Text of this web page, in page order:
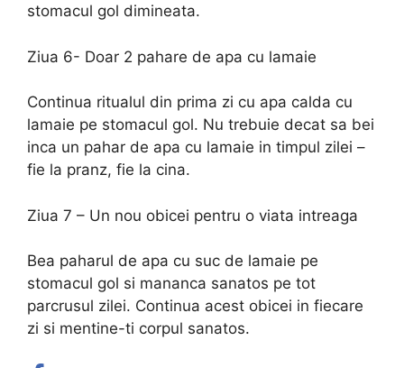
stomacul gol dimineata.
Ziua 6- Doar 2 pahare de apa cu lamaie
Continua ritualul din prima zi cu apa calda cu
lamaie pe stomacul gol. Nu trebuie decat sa bei
inca un pahar de apa cu lamaie in timpul zilei –
fie la pranz, fie la cina.
Ziua 7 – Un nou obicei pentru o viata intreaga
Bea paharul de apa cu suc de lamaie pe
stomacul gol si mananca sanatos pe tot
parcrusul zilei. Continua acest obicei in fiecare
zi si mentine-ti corpul sanatos.